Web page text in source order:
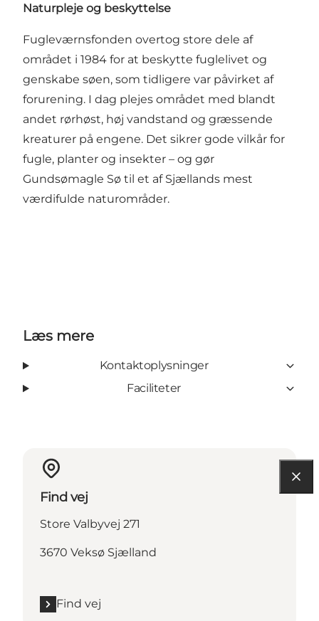
Naturpleje og beskyttelse
Fugleværnsfonden overtog store dele af
området i 1984 for at beskytte fuglelivet og
genskabe søen, som tidligere var påvirket af
forurening. I dag plejes området med blandt
andet rørhøst, høj vandstand og græssende
kreaturer på engene. Det sikrer gode vilkår for
fugle, planter og insekter – og gør
Gundsømagle Sø til et af Sjællands mest
værdifulde naturområder.
Læs mere
Kontaktoplysninger
Faciliteter
Find vej
Store Valbyvej 271
3670 Veksø Sjælland
Find vej